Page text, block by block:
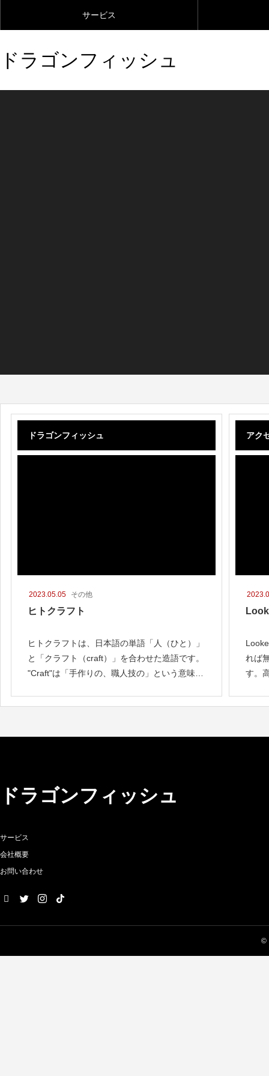
サービス
ドラゴンフィッシュ
ドラゴンフィッシュ
2023.05.05 その他
ヒトクラフト
ヒトクラフトは、日本語の単語「人（ひと）」
と「クラフト（craft）」を合わせた造語です。
"Craft"は「手作りの、職人技の」という意味を
アク
れば
す。
ドラゴンフィッシュ
サービス
会社概要
お問い合わせ
©